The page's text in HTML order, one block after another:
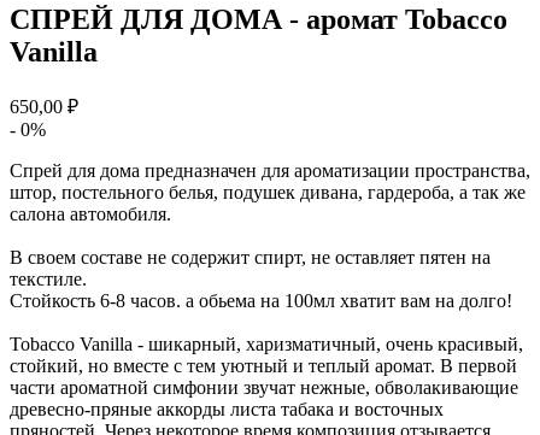
СПРЕЙ ДЛЯ ДОМА - аромат Tobacco
Vanilla
650,00 ₽
- 0%
Спрей для дома предназначен для ароматизации пространства,
штор, постельного белья, подушек дивана, гардероба, а так же
салона автомобиля.
В своем составе не содержит спирт, не оставляет пятен на
текстиле.
Стойкость 6-8 часов. а обьема на 100мл хватит вам на долго!
Tobacco Vanilla - шикарный, харизматичный, очень красивый,
стойкий, но вместе с тем уютный и теплый аромат. В первой
части ароматной симфонии звучат нежные, обволакивающие
древесно-пряные аккорды листа табака и восточных